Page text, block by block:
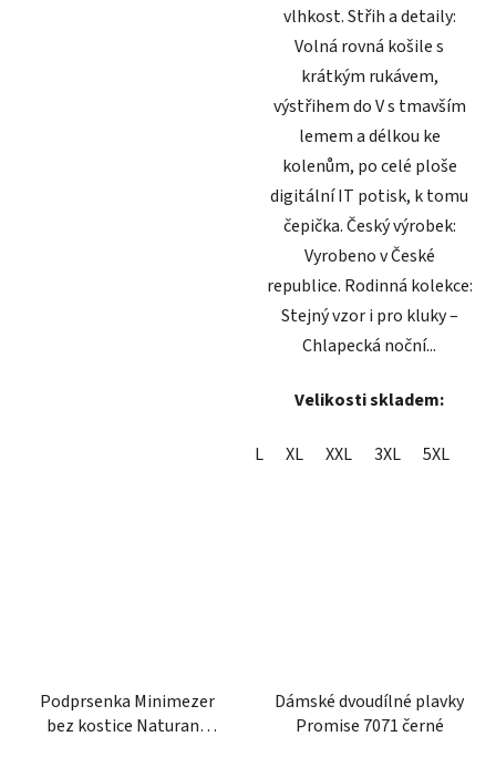
vlhkost. Střih a detaily:
Volná rovná košile s
krátkým rukávem,
výstřihem do V s tmavším
lemem a délkou ke
kolenům, po celé ploše
digitální IT potisk, k tomu
čepička. Český výrobek:
Vyrobeno v České
republice. Rodinná kolekce:
Stejný vzor i pro kluky –
Chlapecká noční...
Velikosti skladem:
L XL XXL 3XL 5XL
Podprsenka Minimezer
bez kostice Naturana
Dámské dvoudílné plavky
Promise 7071 černé